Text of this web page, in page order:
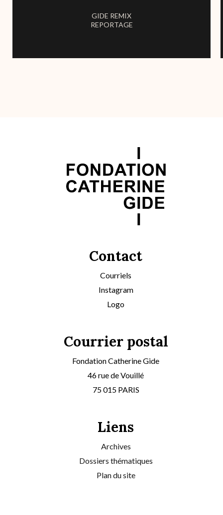
GIDE REMIX
REPORTAGE
Contact
Courriels
Instagram
Logo
Courrier postal
Fondation Catherine Gide
46 rue de Vouillé
75 015 PARIS
Liens
Archives
Dossiers thématiques
Plan du site